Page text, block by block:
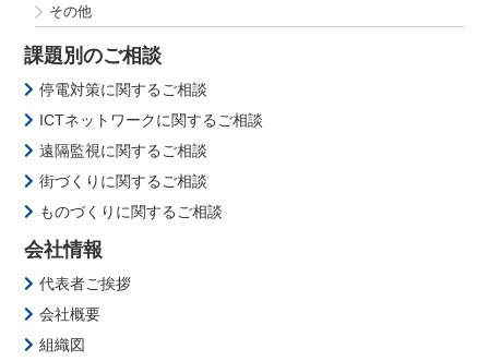
その他
課題別のご相談
停電対策に関するご相談
ICTネットワークに関するご相談
遠隔監視に関するご相談
街づくりに関するご相談
ものづくりに関するご相談
会社情報
代表者ご挨拶
会社概要
組織図